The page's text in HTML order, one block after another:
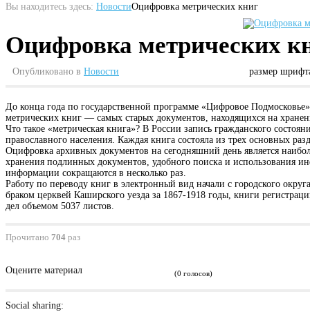
Вы находитесь здесь: НовостиOцифровка метрических книг
Oцифровка метрических
Опубликовано в Новости размер
До конца года по государственной программе «Цифровое
метрических книг — самых старых документов, находящихся на
Что такое «метрическая книга»? В России запись гражданского
православного населения. Каждая книга состояла из трех основных
Оцифровка архивных документов на сегодняшний день является
хранения подлинных документов, удобного поиска и использования
информации сокращаются в несколько раз.
Работу по переводу книг в электронный вид начали с городского
браком церквей Каширского уезда за 1867-1918 годы, книги
дел объемом 5037 листов.
Прочитано 704 раз
Оцените материал (0 голосов)
Social sharing: